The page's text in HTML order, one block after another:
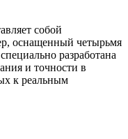
собой
оснащенный четырьмя
разработана
и точности в
к реальным